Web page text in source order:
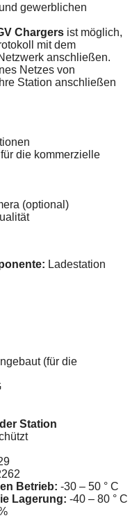
gewerblichen
Chargers ist möglich,
mit dem
anschließen.
Netzes von
Station anschließen
die kommerzielle
(optional)
Ladestation
(für die
Station
Betrieb: -30 – 50 ° C
Lagerung: -40 – 80 ° C